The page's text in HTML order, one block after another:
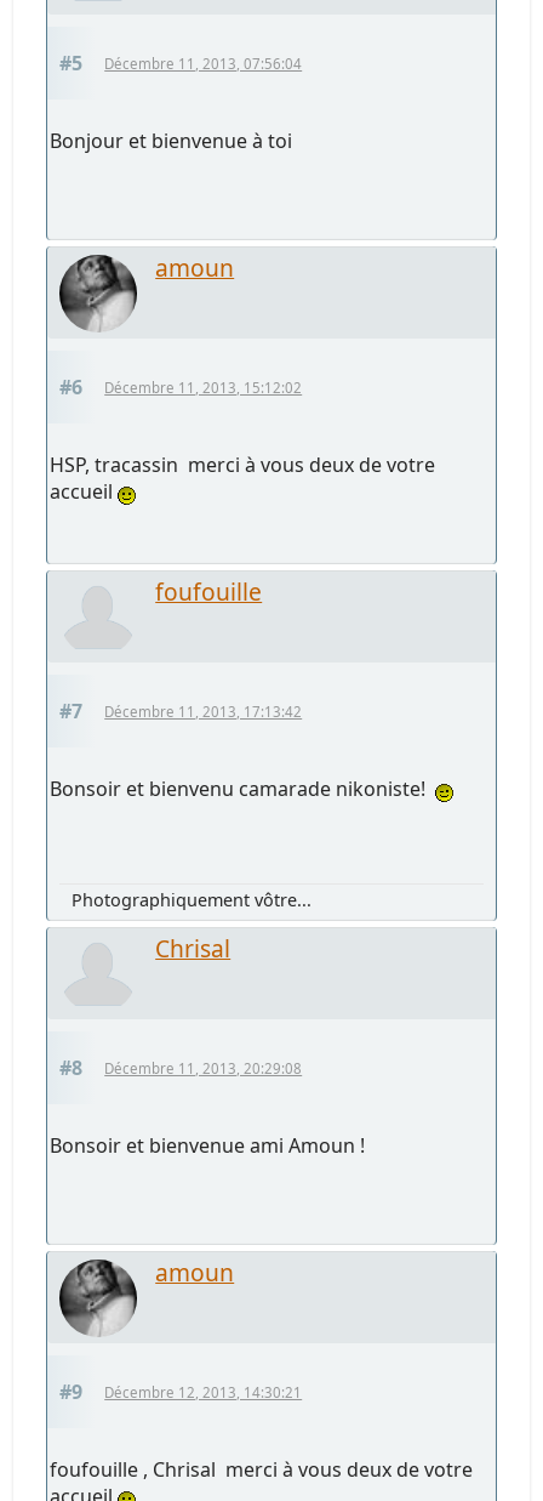
#5 Décembre 11, 2013, 07:56:04
Bonjour et bienvenue à toi
amoun
#6 Décembre 11, 2013, 15:12:02
HSP, tracassin merci à vous deux de votre
accueil
foufouille
#7 Décembre 11, 2013, 17:13:42
Bonsoir et bienvenu camarade nikoniste!
Photographiquement vôtre...
Chrisal
#8 Décembre 11, 2013, 20:29:08
Bonsoir et bienvenue ami Amoun !
amoun
#9 Décembre 12, 2013, 14:30:21
foufouille , Chrisal merci à vous deux de votre
accueil